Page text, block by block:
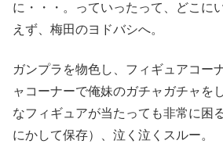
に・・・。っていったって、どこに
えず、梅田のヨドバシへ。
ガンプラを物色し、フィギュアコー
ャコーナーで俺妹のガチャガチャを
なフィギュアが当たっても非常に困
にかして保存）、泣く泣くスルー。